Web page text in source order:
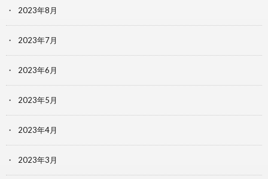
2023年8月
2023年7月
2023年6月
2023年5月
2023年4月
2023年3月